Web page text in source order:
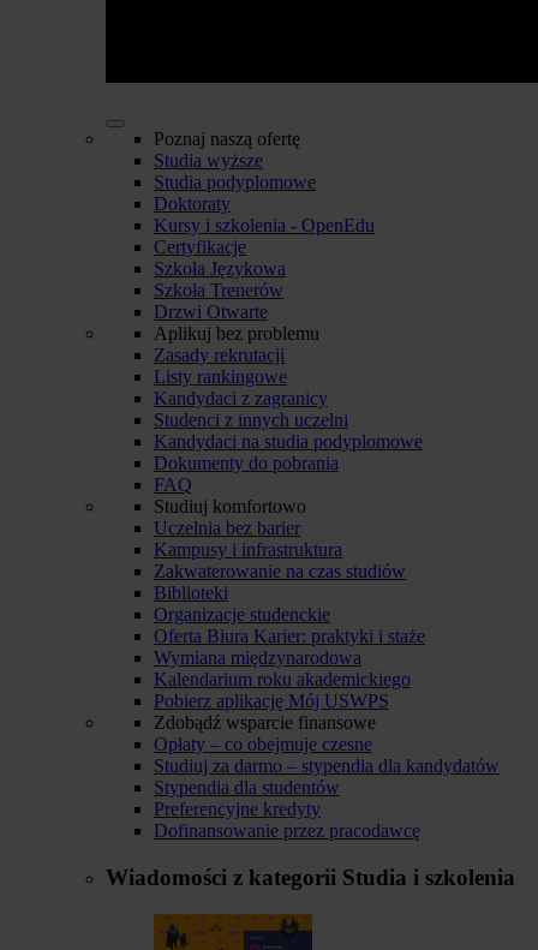
Poznaj naszą ofertę
Studia wyższe
Studia podyplomowe
Doktoraty
Kursy i szkolenia - OpenEdu
Certyfikacje
Szkoła Językowa
Szkoła Trenerów
Drzwi Otwarte
Aplikuj bez problemu
Zasady rekrutacji
Listy rankingowe
Kandydaci z zagranicy
Studenci z innych uczelni
Kandydaci na studia podyplomowe
Dokumenty do pobrania
FAQ
Studiuj komfortowo
Uczelnia bez barier
Kampusy i infrastruktura
Zakwaterowanie na czas studiów
Biblioteki
Organizacje studenckie
Oferta Biura Karier: praktyki i staże
Wymiana międzynarodowa
Kalendarium roku akademickiego
Pobierz aplikację Mój USWPS
Zdobądź wsparcie finansowe
Opłaty – co obejmuje czesne
Studiuj za darmo – stypendia dla kandydatów
Stypendia dla studentów
Preferencyjne kredyty
Dofinansowanie przez pracodawcę
Wiadomości z kategorii Studia i szkolenia